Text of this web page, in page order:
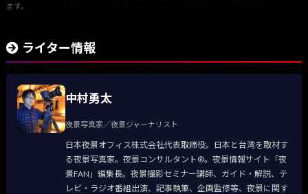
ます。
ライター情報
中村勇太
夜景写真家／夜景ジャーナリスト
日本夜景オフィス株式会社代表取締役。日本と台湾を取材す
る夜景写真家。夜景コンサルタント®。夜景情報サイト「夜
景FAN」編集長。夜景撮影セミナー講師、ガイド・解説、テ
レビ・ラジオ番組出演、記事執筆、企画監修等、夜景に関す